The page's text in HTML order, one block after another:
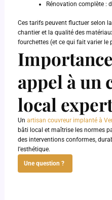
Rénovation complète :
Ces tarifs peuvent fluctuer selon
chantier et la qualité des
fourchettes (et ce qui fait varier le
appel à un
local
Unartisan couvreur implanté à
bâti local et maîtrise les normes
des interventions conformes,
l’esthétique.
Une question ?